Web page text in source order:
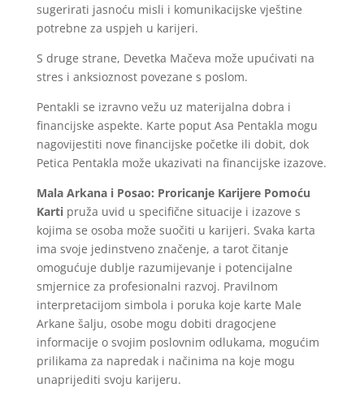
sugerirati jasnoću misli i komunikacijske vještine
potrebne za uspjeh u karijeri.
S druge strane, Devetka Mačeva može upućivati na
stres i anksioznost povezane s poslom.
Pentakli se izravno vežu uz materijalna dobra i
financijske aspekte. Karte poput Asa Pentakla mogu
nagovijestiti nove financijske početke ili dobit, dok
Petica Pentakla može ukazivati na financijske izazove.
Mala Arkana i Posao: Proricanje Karijere Pomoću
Kartipruža uvid u specifične situacije i izazove s
kojima se osoba može suočiti u karijeri. Svaka karta
ima svoje jedinstveno značenje, a tarot čitanje
omogućuje dublje razumijevanje i potencijalne
smjernice za profesionalni razvoj. Pravilnom
interpretacijom simbola i poruka koje karte Male
Arkane šalju, osobe mogu dobiti dragocjene
informacije o svojim poslovnim odlukama, mogućim
prilikama za napredak i načinima na koje mogu
unaprijediti svoju karijeru.